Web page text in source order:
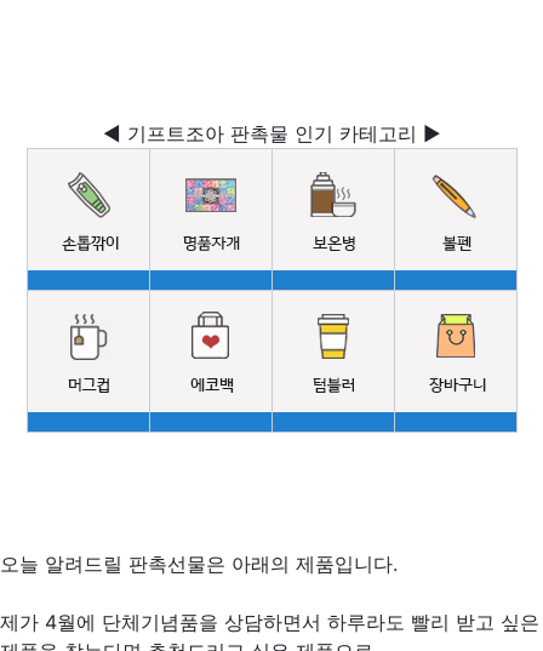
◀ 기프트조아 판촉물 인기 카테고리 ▶
오늘 알려드릴 판촉선물은 아래의 제품입니다.
제가 4월에 단체기념품을 상담하면서 하루라도 빨리 받고 싶은